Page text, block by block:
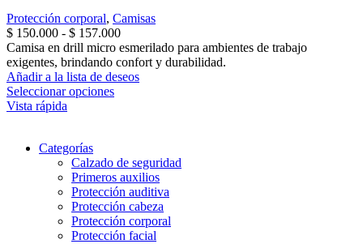
Protección corporal, Camisas
$ 150.000 - $ 157.000Rango
de
precios:
desde
Camisa en drill micro esmerilado para ambientes de trabajo
exigentes, brindando confort y durabilidad.
Añadir a la lista de deseos
Seleccionar opcionesEste
Las
opciones
se
pueden
elegir
en
Vista rápida
Categorías
Calzado de seguridad
Primeros auxilios
Protección auditiva
Protección cabeza
Protección corporal
Protección facial